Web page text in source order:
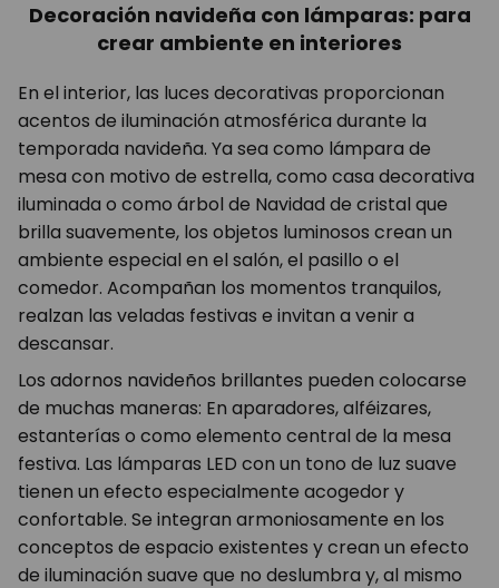
Decoración navideña con lámparas: para
crear ambiente en interiores
En el interior, las luces decorativas proporcionan
acentos de iluminación atmosférica durante la
temporada navideña. Ya sea como lámpara de
mesa con motivo de estrella, como casa decorativa
iluminada o como árbol de Navidad de cristal que
brilla suavemente, los objetos luminosos crean un
ambiente especial en el salón, el pasillo o el
comedor. Acompañan los momentos tranquilos,
realzan las veladas festivas e invitan a venir a
descansar.
Los adornos navideños brillantes pueden colocarse
de muchas maneras: En aparadores, alféizares,
estanterías o como elemento central de la mesa
festiva. Las lámparas LED con un tono de luz suave
tienen un efecto especialmente acogedor y
confortable. Se integran armoniosamente en los
conceptos de espacio existentes y crean un efecto
de iluminación suave que no deslumbra y, al mismo